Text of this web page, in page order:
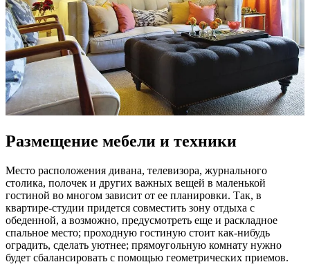
Размещение мебели и техники
Место расположения дивана, телевизора, журнального
столика, полочек и других важных вещей в маленькой
гостиной во многом зависит от ее планировки. Так, в
квартире-студии придется совместить зону отдыха с
обеденной, а возможно, предусмотреть еще и раскладное
спальное место; проходную гостиную стоит как-нибудь
оградить, сделать уютнее; прямоугольную комнату нужно
будет сбалансировать с помощью геометрических приемов.